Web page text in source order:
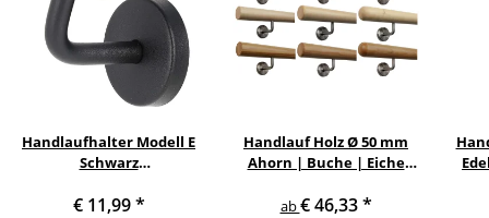
Handlaufhalter Modell E
Schwarz
gewinkelt mit Halteplatte
€ 11,99*
Handlauf Holz Ø 50 mm
Ahorn | Buche | Eiche
verschiedenen Enden &
ab€ 46,33*